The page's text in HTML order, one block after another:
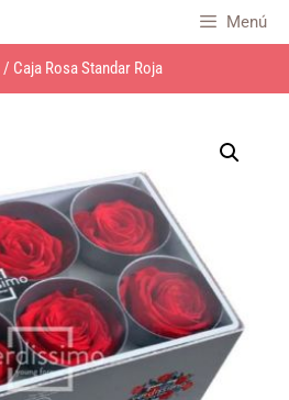
Menú
/ Caja Rosa Standar Roja